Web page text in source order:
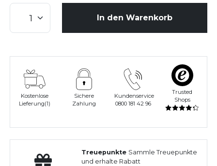
In den Warenkorb
Kostenlose
Lieferung(1)
Sichere
Zahlung
Kundenservice
0800 181 42 96
Trusted
Shops
Treuepunkte Sammle Treuepunkte
und erhalte Rabatt